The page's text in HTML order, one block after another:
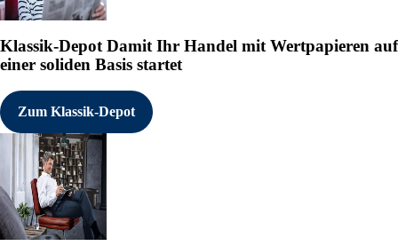
Klassik-DepotDamit Ihr Handel mit Wertpapieren auf
einer soliden Basis startet
Zum Klassik-Depot